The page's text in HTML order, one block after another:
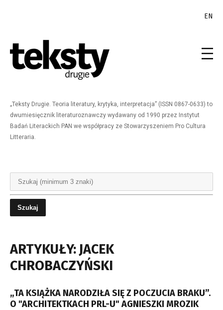
EN
„Teksty Drugie. Teoria literatury, krytyka, interpretacja” (ISSN 0867-0633) to
dwumiesięcznik literaturoznawczy wydawany od 1990 przez Instytut
Badań Literackich PAN we współpracy ze Stowarzyszeniem Pro Cultura
Litteraria.
ARTYKUŁY: JACEK
CHROBACZYŃSKI
„TA KSIĄŻKA NARODZIŁA SIĘ Z POCZUCIA BRAKU”.
O "ARCHITEKTKACH PRL-U" AGNIESZKI MROZIK